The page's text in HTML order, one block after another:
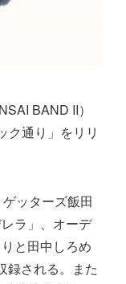
BAND II）
ク通り」をリリ
ッターズ飯田
ラ」、オーデ
と田中しろめ
録される。また